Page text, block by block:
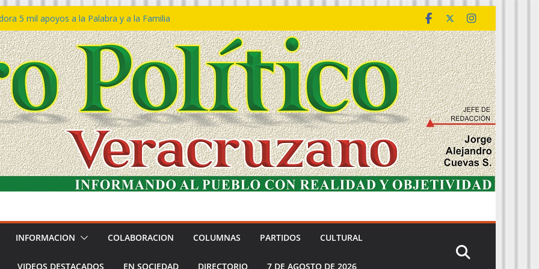
5 mil apoyos a la Palabra y a la Familia
Declaraciones de Procedencia en contra
𝙂𝙤𝙗𝙞𝙚𝙧𝙣𝙤 𝙙𝙚𝙡 𝙀𝙨𝙩𝙖𝙙𝙤 𝙖 𝙙𝙞𝙨𝙛𝙧𝙪𝙩𝙖𝙧
𝙙𝙚𝙡 𝙈𝙖𝙧 𝙚𝙣 𝘾𝙤𝙖𝙩𝙯𝙖𝙘𝙤𝙖𝙡𝙘𝙤𝙨
de policías con vocación de servicio y
SSP
Bravo rechaza acusaciones y asegura que
solicitud de desafuero
INFORMACION COLABORACION COLUMNAS PARTIDOS CULTURAL
VIDEOS DESTACADOS EN SOCIEDAD DIRECTORIO 7 DE AGOSTO DE 2026